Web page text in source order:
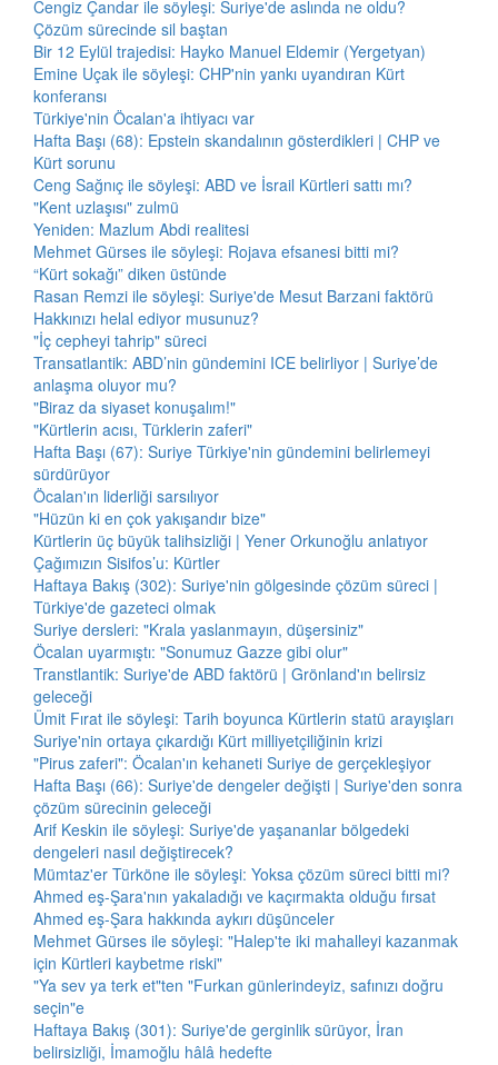
Cengiz Çandar ile söyleşi: Suriye'de aslında ne oldu?
Çözüm sürecinde sil baştan
Bir 12 Eylül trajedisi: Hayko Manuel Eldemir (Yergetyan)
Emine Uçak ile söyleşi: CHP'nin yankı uyandıran Kürt
konferansı
Türkiye'nin Öcalan'a ihtiyacı var
Hafta Başı (68): Epstein skandalının gösterdikleri | CHP ve
Kürt sorunu
Ceng Sağnıç ile söyleşi: ABD ve İsrail Kürtleri sattı mı?
"Kent uzlaşısı" zulmü
Yeniden: Mazlum Abdi realitesi
Mehmet Gürses ile söyleşi: Rojava efsanesi bitti mi?
“Kürt sokağı” diken üstünde
Rasan Remzi ile söyleşi: Suriye'de Mesut Barzani faktörü
Hakkınızı helal ediyor musunuz?
"İç cepheyi tahrip" süreci
Transatlantik: ABD’nin gündemini ICE belirliyor | Suriye’de
anlaşma oluyor mu?
"Biraz da siyaset konuşalım!"
"Kürtlerin acısı, Türklerin zaferi"
Hafta Başı (67): Suriye Türkiye'nin gündemini belirlemeyi
sürdürüyor
Öcalan'ın liderliği sarsılıyor
"Hüzün ki en çok yakışandır bize"
Kürtlerin üç büyük talihsizliği | Yener Orkunoğlu anlatıyor
Çağımızın Sisifos’u: Kürtler
Haftaya Bakış (302): Suriye'nin gölgesinde çözüm süreci |
Türkiye'de gazeteci olmak
Suriye dersleri: "Krala yaslanmayın, düşersiniz"
Öcalan uyarmıştı: "Sonumuz Gazze gibi olur"
Transtlantik: Suriye'de ABD faktörü | Grönland'ın belirsiz
geleceği
Ümit Fırat ile söyleşi: Tarih boyunca Kürtlerin statü arayışları
Suriye'nin ortaya çıkardığı Kürt milliyetçiliğinin krizi
"Pirus zaferi": Öcalan'ın kehaneti Suriye de gerçekleşiyor
Hafta Başı (66): Suriye'de dengeler değişti | Suriye'den sonra
çözüm sürecinin geleceği
Arif Keskin ile söyleşi: Suriye'de yaşananlar bölgedeki
dengeleri nasıl değiştirecek?
Mümtaz'er Türköne ile söyleşi: Yoksa çözüm süreci bitti mi?
Ahmed eş-Şara'nın yakaladığı ve kaçırmakta olduğu fırsat
Ahmed eş-Şara hakkında aykırı düşünceler
Mehmet Gürses ile söyleşi: "Halep'te iki mahalleyi kazanmak
için Kürtleri kaybetme riski"
"Ya sev ya terk et"ten "Furkan günlerindeyiz, safınızı doğru
seçin"e
Haftaya Bakış (301): Suriye'de gerginlik sürüyor, İran
belirsizliği, İmamoğlu hâlâ hedefte